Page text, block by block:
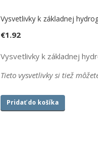
Vysvetlivky k základnej
€1.92
Vysvetlivky k základnej
Tieto vysvetlivky si tiež
Pridať do košíka